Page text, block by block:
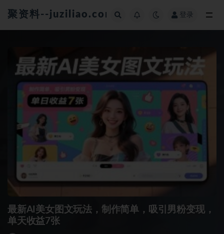
聚资料--juziliao.com--全网资料整合平台
登录
最新AI美女图文玩法，制作简单，吸引男粉变现，
单天收益7张